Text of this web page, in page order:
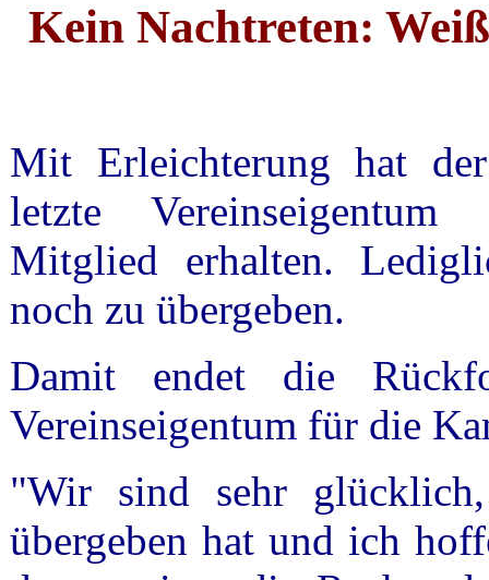
Kein Nachtreten:
Mit Erleichterung hat
letzte Vereinseigentum
Mitglied erhalten.
noch zu übergeben.
Damit endet die
Vereinseigentum für die
"Wir sind sehr
übergeben hat und ich